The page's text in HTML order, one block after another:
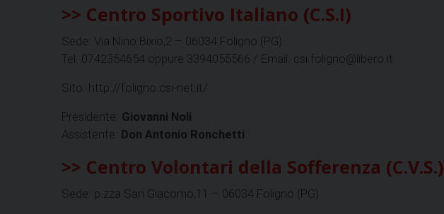
>> Centro Sportivo Italiano (C.S.I)
Sede: Via Nino Bixio,2 – 06034 Foligno (PG)
Tel. 0742354654 oppure 3394055566 / Email: csi.foligno@libero.it
Sito: http://foligno.csi-net.it/
Presidente: Giovanni Noli
Assistente: Don Antonio Ronchetti
>> Centro Volontari della Sofferenza (C.V.S.)
Sede: p.zza San Giacomo,11 – 06034 Foligno (PG)